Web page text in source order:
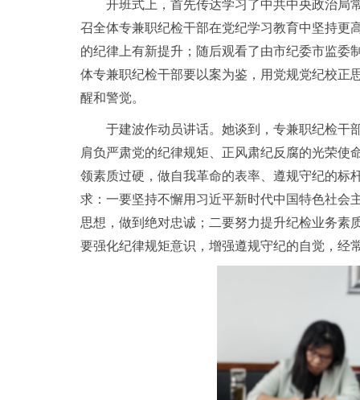
开班式上，首先传达学习了中共中央政治局
召全体专兼职纪检干部在党纪学习教育中坚持更
的纪律上有新提升；随后观看了由市纪委市监委
体专兼职纪检干部要以案为鉴，用党规党纪校正
醒和警觉。
于建波作动员讲话。她谈到，专兼职纪检干
肩负严肃党的纪律规矩、正风肃纪反腐的光荣使
领素质过硬，做自我革命的表率、遵规守纪的标
求：一要坚持不懈用习近平新时代中国特色社会
思想，做到绝对忠诚；二要努力提升纪检业务素
要强化纪律规矩意识，增强遵规守纪的自觉，经